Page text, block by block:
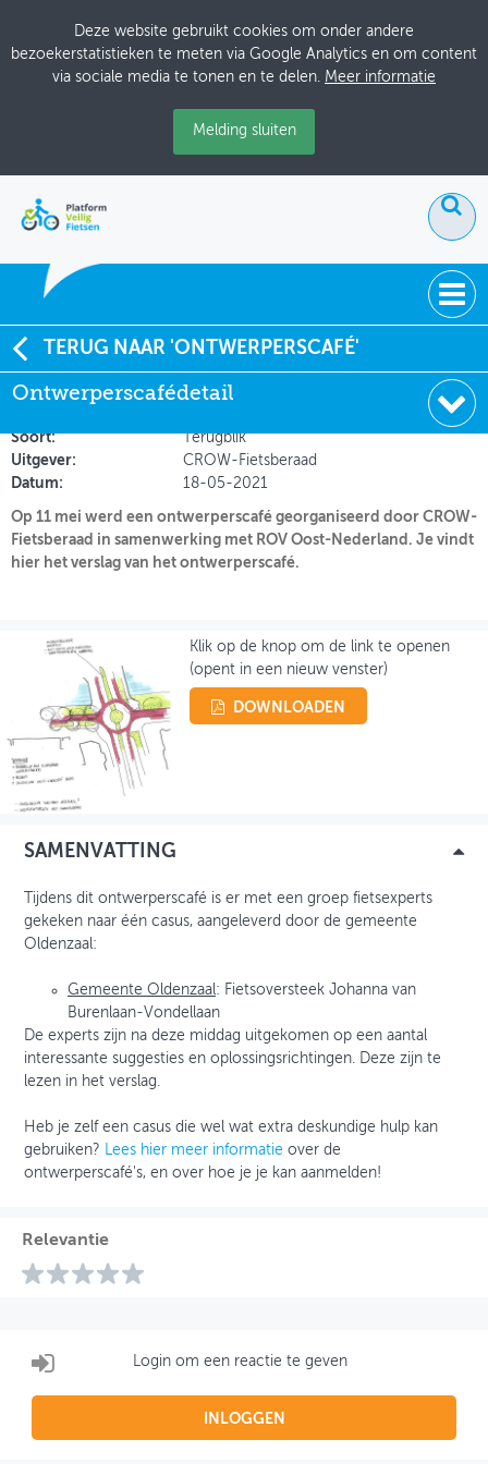
Deze website gebruikt cookies om onder andere
bezoekerstatistieken te meten via Google Analytics en om content
via sociale media te tonen en te delen. Meer informatie
Melding sluiten
ACTUEEL
DOSSIERS
BIJEENKOMSTEN
ONTWERPERSCAFÉ
INLOGGEN
TERUG NAAR 'ONTWERPERSCAFÉ'
Ontwerperscafédetail
Verslag Ontwerperscafé fietsvoorzieningen – ROV
Soort:
Terugblik
Uitgever:
CROW-Fietsberaad
Datum:
18-05-2021
Op 11 mei werd een ontwerperscafé georganiseerd door CROW-
Fietsberaad in samenwerking met ROV Oost-Nederland. Je vindt
hier het verslag van het ontwerperscafé.
Klik op de knop om de link te openen
(opent in een nieuw venster)
DOWNLOADEN
SAMENVATTING
Tijdens dit ontwerperscafé is er met een groep fietsexperts
gekeken naar één casus, aangeleverd door de gemeente
Oldenzaal:
Gemeente Oldenzaal: Fietsoversteek Johanna van
Burenlaan-Vondellaan
De experts zijn na deze middag uitgekomen op een aantal
interessante suggesties en oplossingsrichtingen. Deze zijn te
lezen in het verslag.
Heb je zelf een casus die wel wat extra deskundige hulp kan
gebruiken? Lees hier meer informatie over de
ontwerperscafé's, en over hoe je je kan aanmelden!
Relevantie
Login om een reactie te geven
INLOGGEN